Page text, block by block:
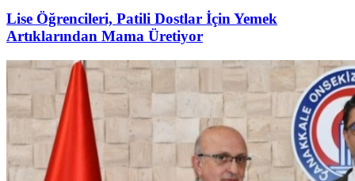
Lise Öğrencileri, Patili Dostlar İçin Yemek
Artıklarından Mama Üretiyor